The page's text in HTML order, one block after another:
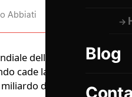
Blog
Abbiati
della Terra
cade la
di persone